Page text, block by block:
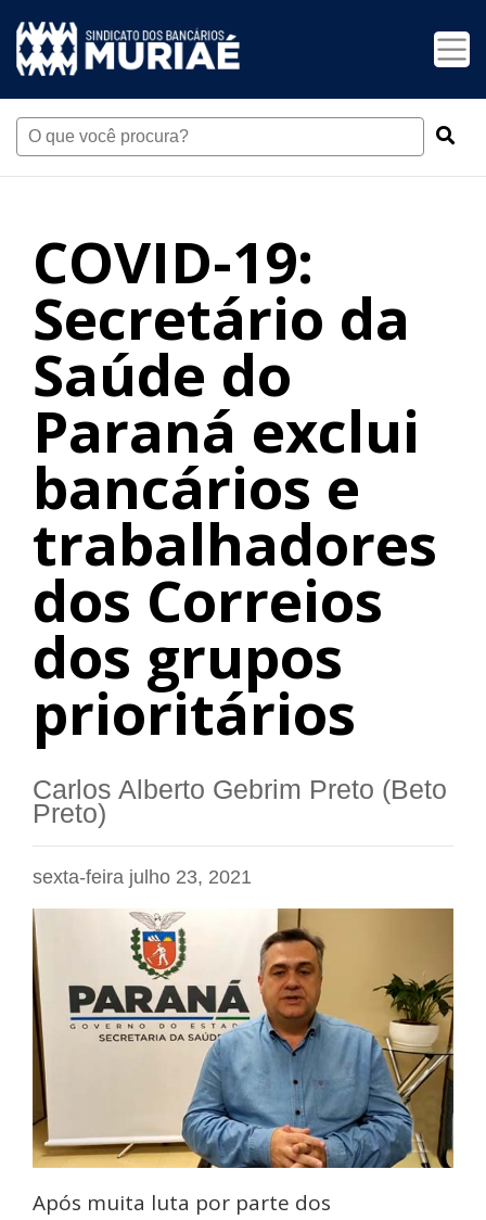
COVID-19:
Secretário da
Saúde do
Paraná exclui
bancários e
trabalhadores
dos Correios
dos grupos
prioritários
Carlos Alberto Gebrim Preto (Beto
Preto)
sexta-feira julho 23, 2021
Após muita luta por parte dos